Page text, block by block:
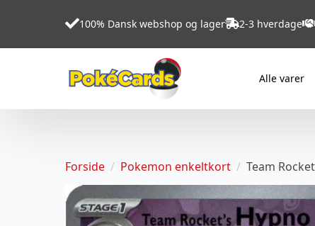
100% Dansk webshop og lager 2-3 hverdage
Alle varer
Forside Pokemon enkeltkort Team